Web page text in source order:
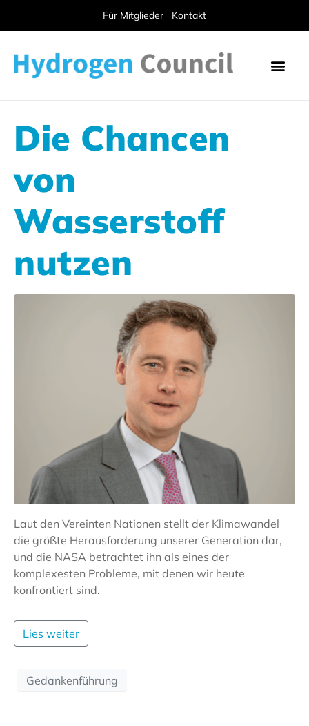
Für Mitglieder Kontakt
Die Chancen
von
Wasserstoff
nutzen
Laut den Vereinten Nationen stellt der Klimawandel
die größte Herausforderung unserer Generation dar,
und die NASA betrachtet ihn als eines der
komplexesten Probleme, mit denen wir heute
konfrontiert sind.
Lies weiter
Gedankenführung